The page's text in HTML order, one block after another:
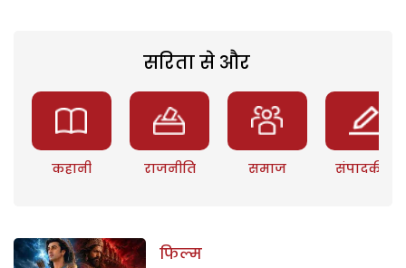
सरिता से और
कहानी राजनीति समाज संपादकीय
फिल्म